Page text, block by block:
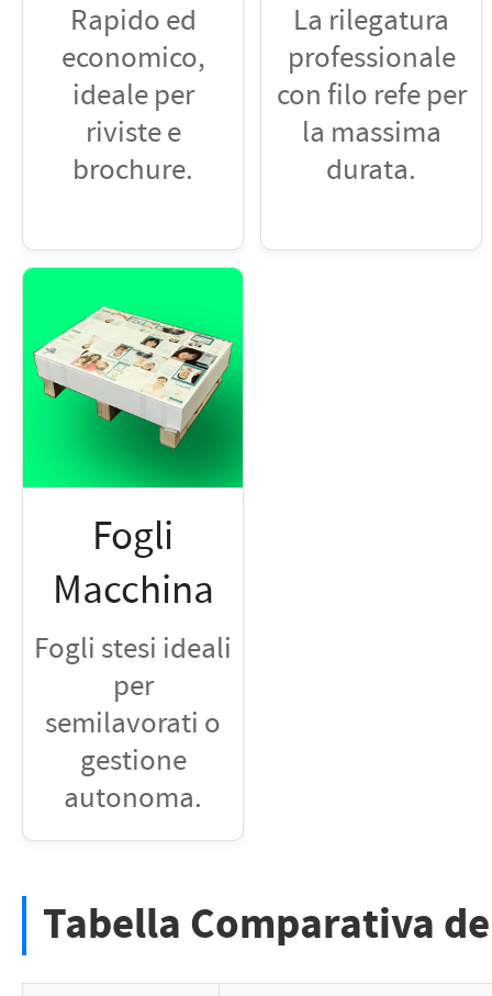
Rapido ed
economico,
ideale per
riviste e
brochure.
La rilegatura
professionale
con filo refe per
la massima
durata.
Fogli
Macchina
Fogli stesi ideali
per
semilavorati o
gestione
autonoma.
Tabella Comparativa